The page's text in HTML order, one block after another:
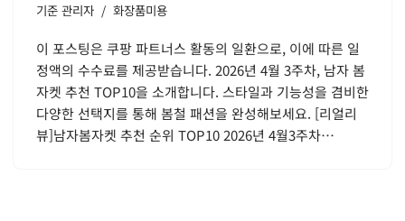
기준 관리자 화장품미용
이 포스팅은 쿠팡 파트너스 활동의 일환으로, 이에 따른 일
정액의 수수료를 제공받습니다. 2026년 4월 3주차, 남자 봄
자켓 추천 TOP10을 소개합니다. 스타일과 기능성을 겸비한
다양한 선택지를 통해 봄철 패션을 완성해보세요. [리얼리
뷰]남자봄자켓 추천 순위 TOP10 2026년 4월3주차…